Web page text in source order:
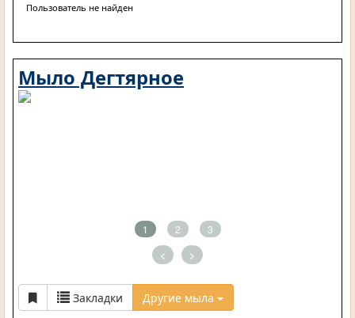
Пользователь не найден
Мыло Дегтярное
1 2 3
< >
Закладки Другие мыла